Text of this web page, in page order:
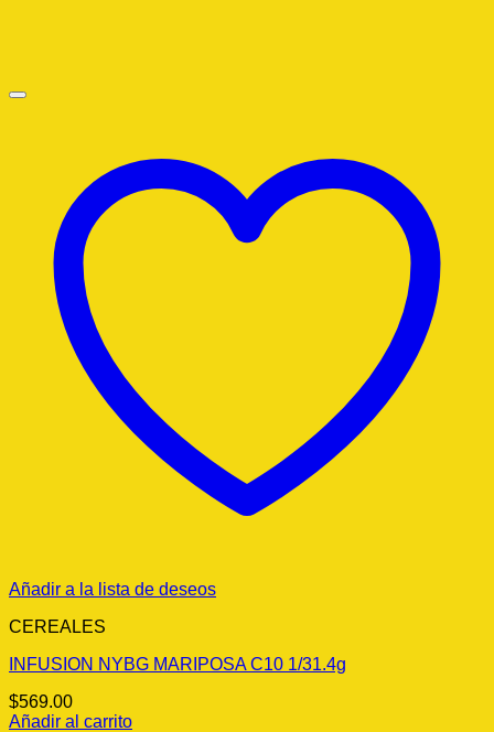
Añadir a la lista de deseos
CEREALES
INFUSION NYBG MARIPOSA C10 1/31.4g
$569.00
Añadir al carrito